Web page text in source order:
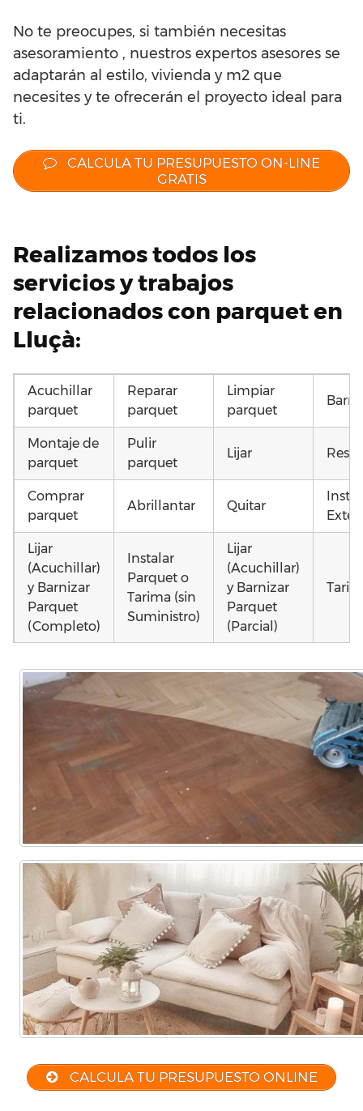
No te preocupes, si también necesitas
asesoramiento , nuestros expertos asesores se
adaptarán al estilo, vivienda y m2 que
necesites y te ofrecerán el proyecto ideal para
ti.
CALCULA TU PRESUPUESTO ON-LINE
GRATIS
Realizamos todos los
servicios y trabajos
relacionados con parquet en
Lluçà:
Acuchillar
parquet
Reparar
parquet
Limpiar
parquet
Montaje de
parquet
Pulir
parquet
Lijar
Comprar
parquet
Abrillantar Quitar
Lijar
(Acuchillar)
y Barnizar
Parquet
(Completo)
Instalar
Parquet o
Tarima (sin
Suministro)
Lijar
(Acuchillar)
y Barnizar
Parquet
(Parcial)
parquet o
Tarima
Comercial
Tarima
Vivienda
parquet o
Tarima
(Parcial)
CALCULA TU PRESUPUESTO ONLINE